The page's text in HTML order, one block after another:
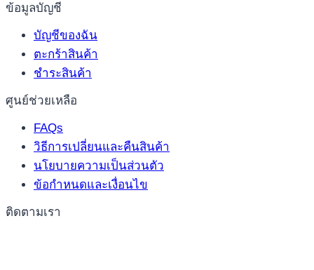
ข้อมูลบัญชี
บัญชีของฉัน
ตะกร้าสินค้า
ชำระสินค้า
ศูนย์ช่วยเหลือ
FAQs
วิธีการเปลี่ยนและคืนสินค้า
นโยบายความเป็นส่วนตัว
ข้อกำหนดและเงื่อนไข
ติดตามเรา